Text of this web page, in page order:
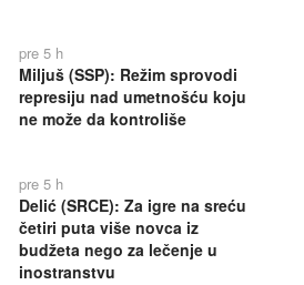
pre 5 h
Miljuš (SSP): Režim sprovodi
represiju nad umetnošću koju
ne može da kontroliše
pre 5 h
Delić (SRCE): Za igre na sreću
četiri puta više novca iz
budžeta nego za lečenje u
inostranstvu